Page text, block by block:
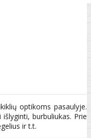
optikoms pasaulyje.
burbuliukas. Prie
ir t.t.